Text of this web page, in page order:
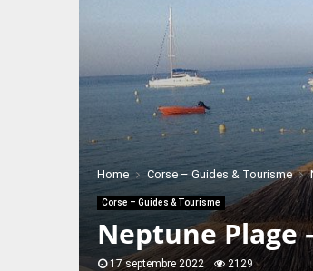
Home Corse – Guides & Tourisme
Corse – Guides & Tourisme
Neptune Plage
17 septembre 2022 2129